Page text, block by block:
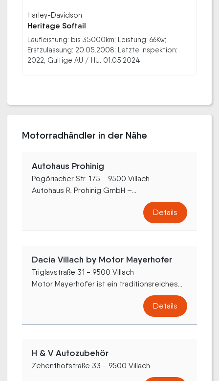
Harley-Davidson
Heritage Softail
Laufleistung: bis 35000km; Leistung: 66Kw;
Erstzulassung: 20.05.2008; Letzte Inspektion:
2022; Gültige AU / HU: 01.05.2024
Motorradhändler in der Nähe
Autohaus Prohinig
Pogöriacher Str. 175 - 9500 Villach
Autohaus R. Prohinig GmbH –...
Details
Dacia Villach by Motor Mayerhofer
Triglavstraße 31 - 9500 Villach
Motor Mayerhofer ist ein traditionsreiches...
Details
H & V Autozubehör
Zehenthofstraße 33 - 9500 Villach